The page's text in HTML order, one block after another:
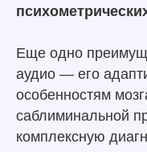
Еще одно
аудио — его
особенностям
саблиминальной
комплексную